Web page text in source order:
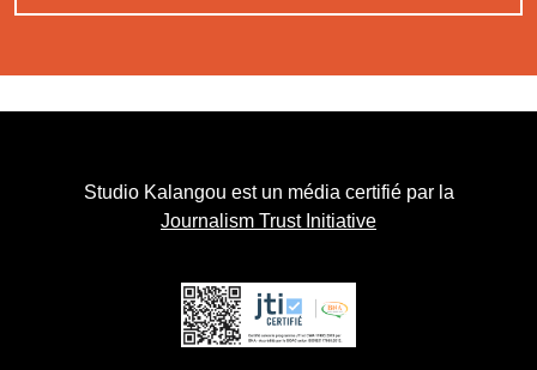
Studio Kalangou est un média certifié par la
Journalism Trust Initiative